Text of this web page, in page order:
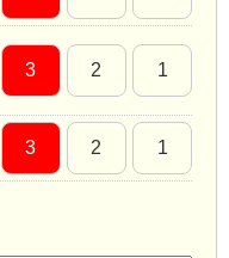
3 2 1
3 2 1